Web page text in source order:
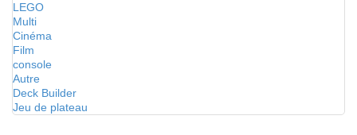
LEGO
Multi
Cinéma
Film
console
Autre
Deck Builder
Jeu de plateau